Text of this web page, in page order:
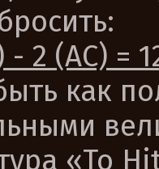
- 2 (AC) =
как
«To